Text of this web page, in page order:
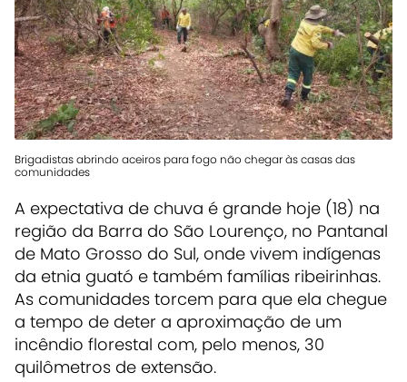
Brigadistas abrindo aceiros para fogo não chegar às casas das
comunidades
A expectativa de chuva é grande hoje (18) na
região da Barra do São Lourenço, no Pantanal
de Mato Grosso do Sul, onde vivem indígenas
da etnia guató e também famílias ribeirinhas.
As comunidades torcem para que ela chegue
a tempo de deter a aproximação de um
incêndio florestal com, pelo menos, 30
quilômetros de extensão.